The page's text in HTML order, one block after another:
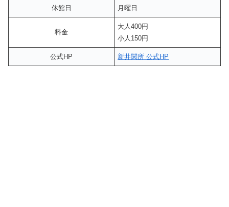
休館日 月曜日
料金
大人400円
小人150円
公式HP 新井関所 公式HP